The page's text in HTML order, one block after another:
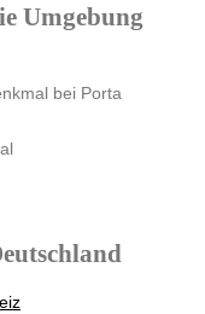
Umgebung
bei Porta